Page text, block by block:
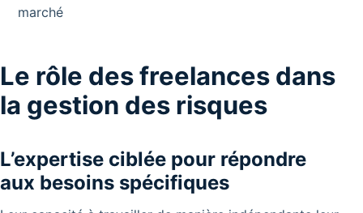
marché
Le rôle des freelances dans
la gestion des risques
L’expertise ciblée pour répondre
aux besoins spécifiques